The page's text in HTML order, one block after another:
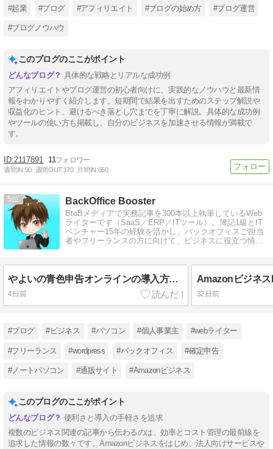
#起業 #ブログ #アフィリエイト #ブログの始め方 #ブログ運営
#ブログノウハウ
このブログのここがポイント
具体的な戦略とリアルな成功例
アフィリエイトやブログ運営の初心者向けに、実践的なノウハウと最新情
報をわかりやすく紹介します。短期間で結果を出すためのステップ解説や
収益化のヒント、避けるべき落とし穴までを丁寧に解説。具体的な成功例
やツールの使い方も掲載し、自分のビジネスを加速させる情報が満載で
す。
2117891 11
週間IN:90 週間OUT:170 月間IN:650
5 BackOffice Booster
BtoBメディアで実務記事を300本以上執筆しているWeb
ライターです（SaaS／ERP／ITツール）。簿記1級とIT
ベンチャー15年の経験を活かし、バックオフィスご担当
者やフリーランスの方に向けて、ビジネスに役立つ情報
やよいの青色申告オンラインの導入方法と使い方、プラン変更まで解説
4日前 32日前
#ブログ #ビジネス #パソコン #個人事業主 #webライター
#フリーランス #wordpress #バックオフィス #確定申告
#ノートパソコン #通販サイト #Amazonビジネス
このブログのここがポイント
便利さと導入の手軽さを追求
複数のビジネス関連の記事から伝わるのは、効率とコスト管理の最前線を
追求した情報の数々です。Amazonビジネスをはじめ、法人向けサービスや